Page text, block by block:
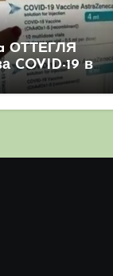
ОТТЕГЛЯ
COVID-19 в
след
че те